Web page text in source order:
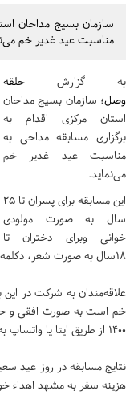
سازمان بسیج مداحان
مناسبت عید غدیر خم
به گزارش حلقه
وصل؛ سازمان بسیج مداحان
استان مرکزی اقدام به
برگزاری مسابقه مداحی به
مناسبت عید غدیر خم
می‌نماید.
این مسابقه برای پسران تا ۲۵
سال به صورت مولودی
خوانی وبرای دختران تا
۱۸سال به صورت شعر، دکلمه و مولودی خوانی خواهد بود.
علاقه‌مندان به شرکت در این
1400 از طریق ایتا یا واتساپ به شماره 09186946921 ارسال نمایند.
نتایج مسابقه در روز عید
هزینه سفر به مشهد اهداء